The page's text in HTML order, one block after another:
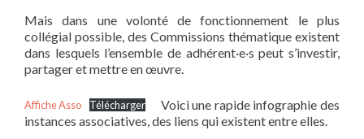
Mais dans une volonté de fonctionnement le plus
collégial possible, des Commissions thématique existent
dans lesquels l’ensemble de adhérent·e·s peut s’investir,
partager et mettre en œuvre.
Affiche Asso Télécharger
Voici une rapide infographie des
instances associatives, des liens qui existent entre elles.